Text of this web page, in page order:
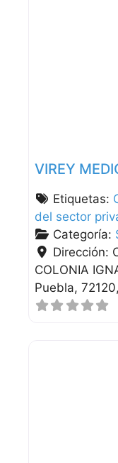
VIREY
Etiquetas:
del sector
Categoría:
Dirección:
COLONIA
Puebla 72120